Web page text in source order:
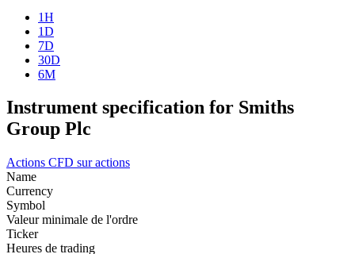
1H
1D
7D
30D
6M
Instrument specification for Smiths
Group Plc
Actions CFD sur actions
Name
Currency
Symbol
Valeur minimale de l'ordre
Ticker
Heures de trading